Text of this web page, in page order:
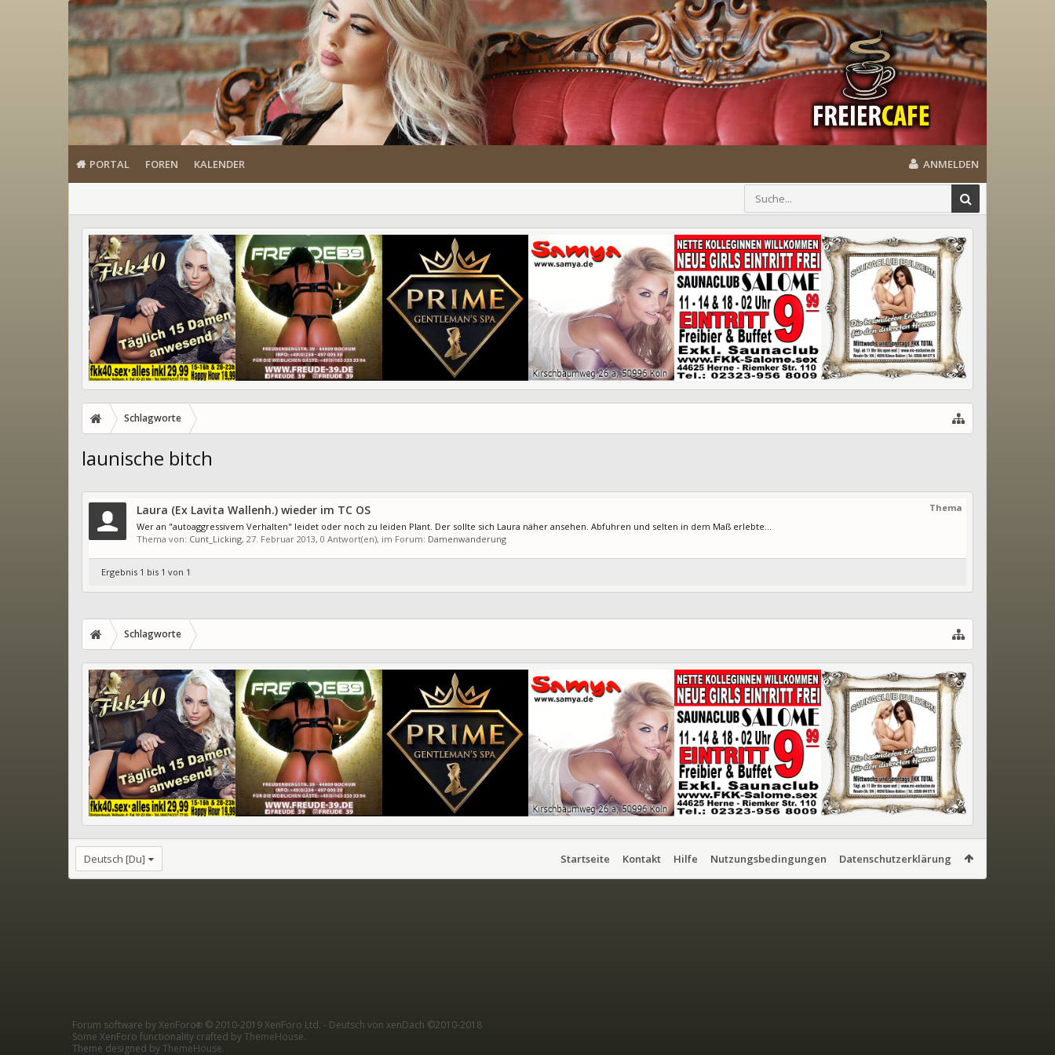
PORTAL FOREN KALENDER ANMELDEN
Schlagworte
launische bitch
Thema
Laura (Ex Lavita Wallenh.) wieder im TC OS
Wer an "autoaggressivem Verhalten" leidet oder noch zu leiden Plant. Der sollte sich Laura näher ansehen. Abfuhren und selten in dem Maß erlebte...
Thema von: Cunt_Licking, 27. Februar 2013, 0 Antwort(en), im Forum: Damenwanderung
Ergebnis 1 bis 1 von 1
Schlagworte
Deutsch [Du] Startseite Kontakt Hilfe Nutzungsbedingungen Datenschutzerklärung
Forum software by XenForo® © 2010-2019 XenForo Ltd. - Deutsch von xenDach ©2010-2018
Some XenForo functionality crafted byThemeHouse.
Theme designed byThemeHouse.